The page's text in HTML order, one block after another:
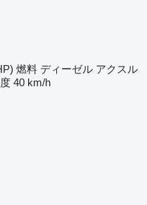
燃料 ディーゼル アクスル
40 km/h